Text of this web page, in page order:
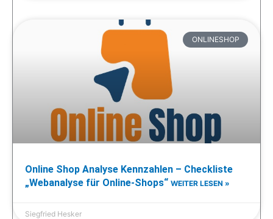
ONLINESHOP
Online Shop Analyse Kennzahlen – Checkliste
„Webanalyse für Online-Shops“ WEITER LESEN »
Siegfried Hesker